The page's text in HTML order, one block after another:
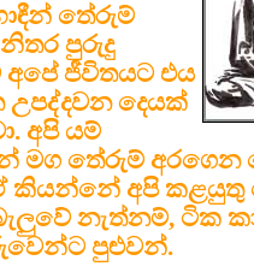
තේරුම්
පුරුදු
ජීවිතයට එය
දෙයක්
අපි යම්
තේරුම් අරගෙන
අපි කළයුතු
නැත්නම්, ටික
පුළුවන්.